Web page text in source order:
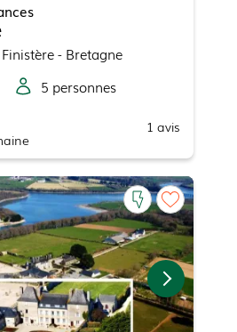
- Bretagne
5 personnes
1 avis